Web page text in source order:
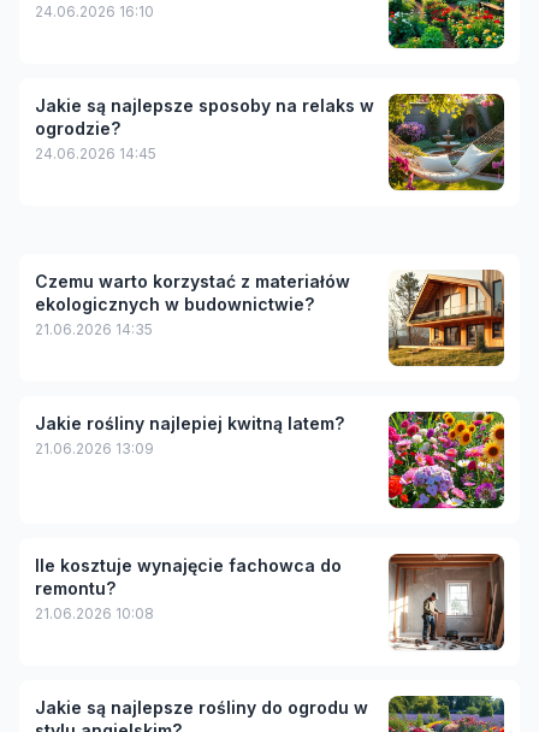
24.06.2026 16:10
Jakie są najlepsze sposoby na relaks w
ogrodzie?
24.06.2026 14:45
Czemu warto korzystać z materiałów
ekologicznych w budownictwie?
21.06.2026 14:35
Jakie rośliny najlepiej kwitną latem?
21.06.2026 13:09
Ile kosztuje wynajęcie fachowca do
remontu?
21.06.2026 10:08
Jakie są najlepsze rośliny do ogrodu w